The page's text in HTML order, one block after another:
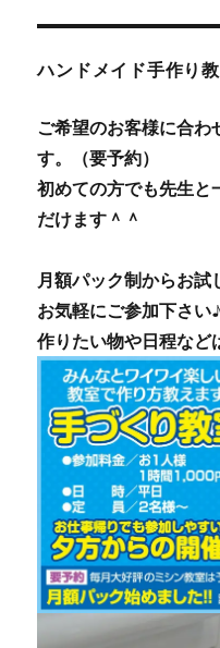
ハンドメイド手作り
ご希望のお客様に合わ
す。（要予約）
初めての方でも先生と
だけます＾＾
月額パック制からお
お気軽にご参加下さい♪
作りたい物や日程など